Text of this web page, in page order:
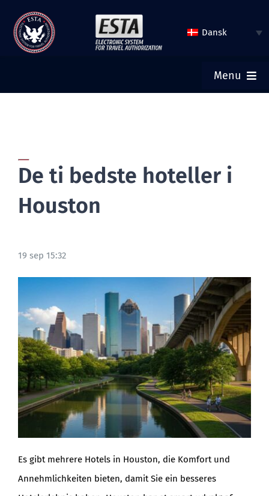
indhold
Dansk
Menu
TJEK ESTA STATUS
BLOG
De ti bedste hoteller i
Houston
19 sep 15:32
Es gibt mehrere Hotels in Houston, die Komfort und
Annehmlichkeiten bieten, damit Sie ein besseres